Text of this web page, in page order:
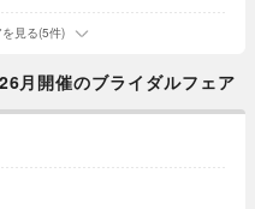
見る(5件)
開催のブライダルフェア